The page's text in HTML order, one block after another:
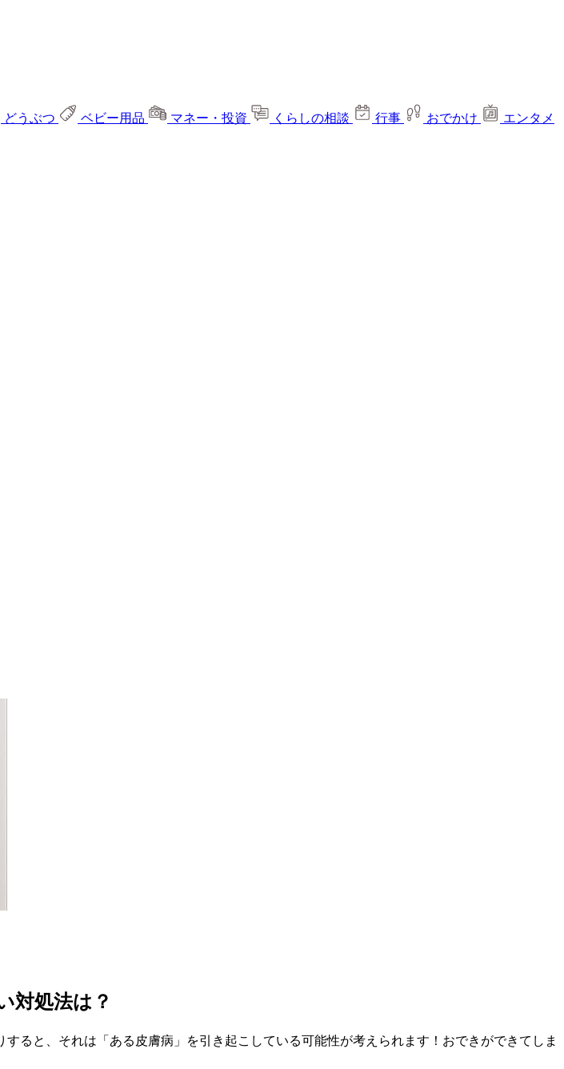
どうぶつ ベビー用品 マネー・投資 くらしの相談 行事 おでかけ
エンタメ
対処法は？
ると、それは「ある皮膚病」を引き起こしている可能性が考えられます！おできができてしま